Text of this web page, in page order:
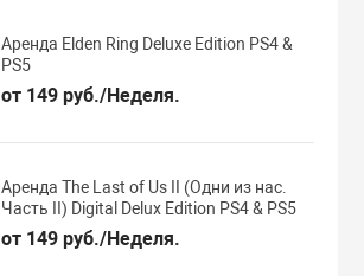
Аренда Elden Ring Deluxe Edition PS4 &
PS5
от 149 руб./Неделя.
Аренда The Last of Us II (Одни из нас.
Часть II) Digital Delux Edition PS4 & PS5
от 149 руб./Неделя.